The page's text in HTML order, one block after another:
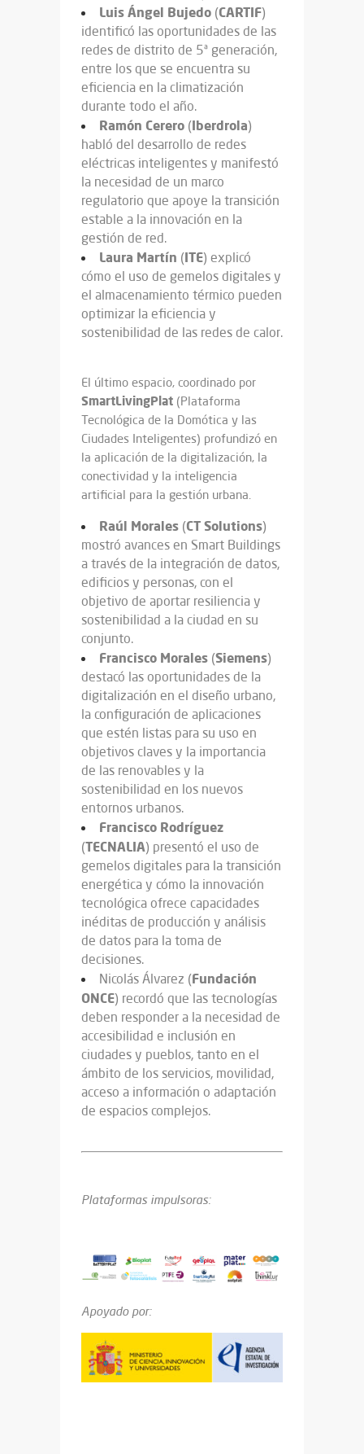
LuisÁngel Bujedo (CARTIF)
identificó las oportunidades de las
redes de distrito de 5ª generación,
entre los que se encuentra su
eficiencia en la climatización
durante todo el año.
Ramón Cerero (Iberdrola)
habló del desarrollo de redes
eléctricas inteligentes y manifestó
la necesidad de un marco
regulatorio que apoye la transición
estable a la innovación en la
gestión de red.
Laura Martín (ITE) explicó
cómo el uso de gemelos digitales y
el almacenamiento térmico pueden
optimizar la eficiencia y
sostenibilidad de las redes de calor.
El último espacio, coordinado por
SmartLivingPlat (Plataforma
Tecnológica de la Domótica y las
Ciudades Inteligentes) profundizó en
la aplicación de la digitalización, la
conectividad y la inteligencia
artificial para la gestión urbana.
Raúl Morales (CT Solutions)
mostró avances en Smart Buildings
a través de la integración de datos,
edificios y personas, con el
objetivo de aportar resiliencia y
sostenibilidad a la ciudad en su
conjunto.
Francisco Morales (Siemens)
destacó las oportunidades de la
digitalización en el diseño urbano,
la configuración de aplicaciones
que estén listas para su uso en
objetivos claves y la importancia
de las renovables y la
sostenibilidad en los nuevos
entornos urbanos.
Francisco Rodríguez
(TECNALIA) presentó el uso de
gemelos digitales para la transición
energética y cómo la innovación
tecnológica ofrece capacidades
inéditas de producción y análisis
de datos para la toma de
decisiones.
Nicolás Álvarez (Fundación
ONCE) recordó que las tecnologías
deben responder a la necesidad de
accesibilidad e inclusión en
ciudades y pueblos, tanto en el
ámbito de los servicios, movilidad,
acceso a información o adaptación
de espacios complejos.
Plataformas impulsoras:
Apoyado por: